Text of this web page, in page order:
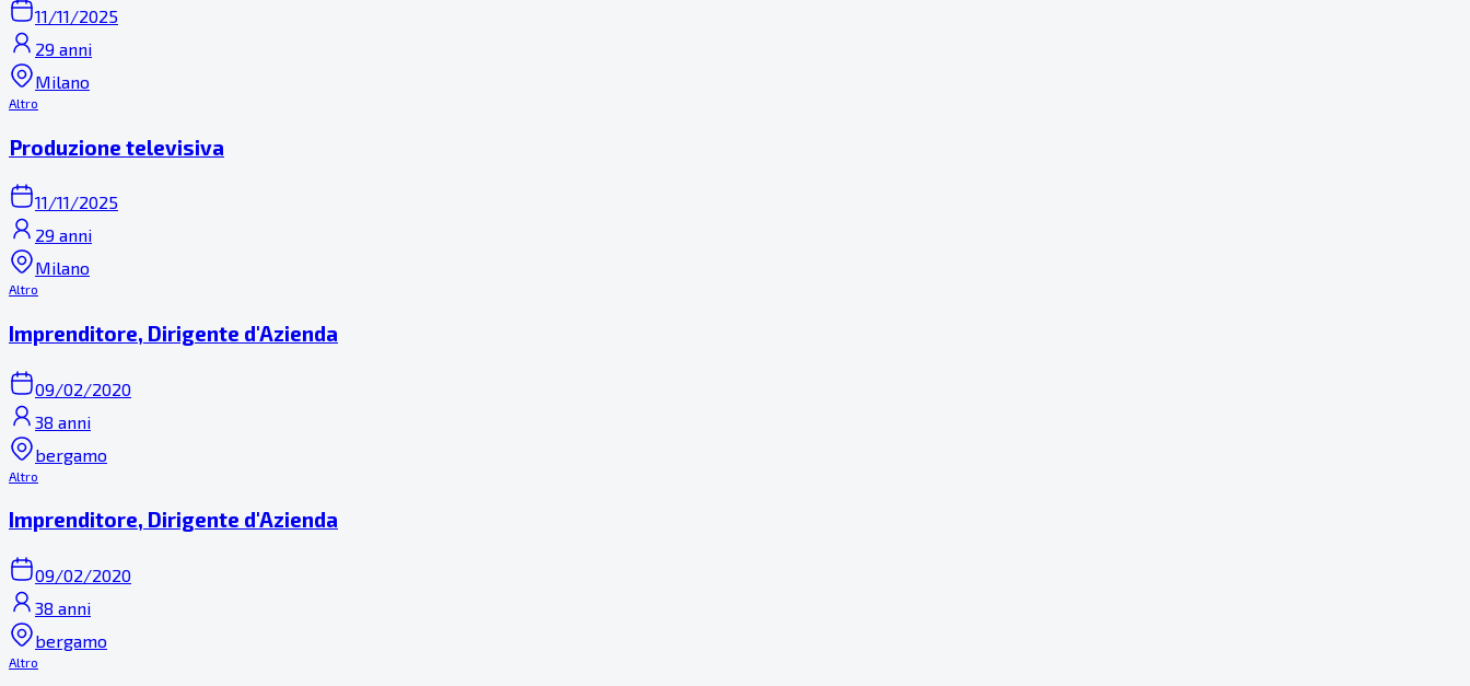
11/11/2025
29 anni
Milano
Altro
Produzione televisiva
11/11/2025
29 anni
Milano
Altro
Imprenditore, Dirigente d'Azienda
09/02/2020
38 anni
bergamo
Altro
Imprenditore, Dirigente d'Azienda
09/02/2020
38 anni
bergamo
Altro